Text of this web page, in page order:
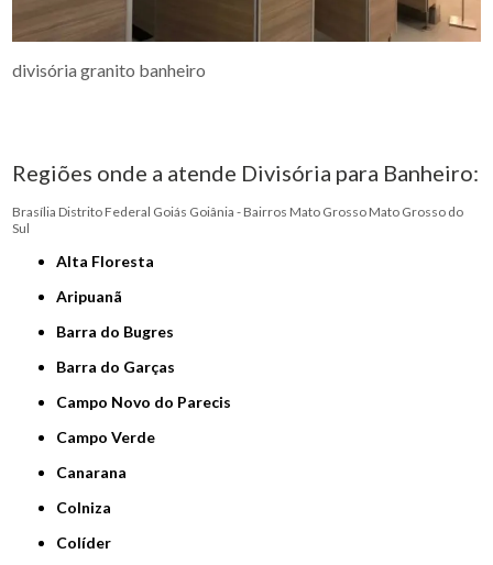
divisória granito banheiro
Regiões onde a atende Divisória para Banheiro:
Brasília Distrito Federal Goiás Goiânia - Bairros Mato Grosso Mato Grosso do
Sul
Alta Floresta
Aripuanã
Barra do Bugres
Barra do Garças
Campo Novo do Parecis
Campo Verde
Canarana
Colniza
Colíder